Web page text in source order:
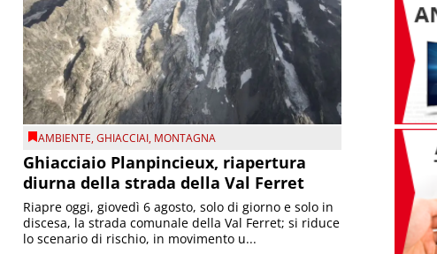
AMBIENTE,GHIACCIAI, MONTAGNA
Ghiacciaio Planpincieux, riapertura
diurna della strada della Val Ferret
Riapre oggi, giovedì 6 agosto, solo di giorno e solo in
discesa, la strada comunale della Val Ferret; si riduce
lo scenario di rischio, in movimento u...